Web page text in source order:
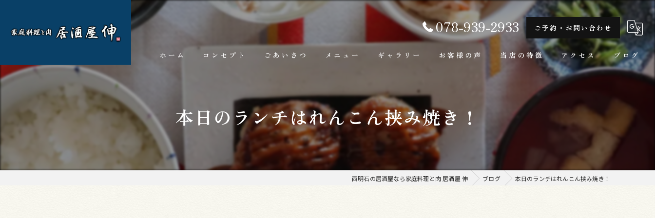
078-939-2933 ご予約・お問い合わせ
ホーム コンセプト ごあいさつ メニュー
ランチ
お料理
ギャラリー お客様の声 当店の特徴
隠れ家
アクセス ブログ
本日のランチはれんこん挟み焼き！
西明石の居酒屋なら家庭料理と肉 居酒屋 伸 ブログ 本日のランチはれんこん挟み焼き！